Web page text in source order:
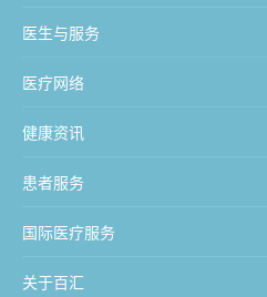
医生与服务
医疗网络
健康资讯
患者服务
国际医疗服务
关于百汇